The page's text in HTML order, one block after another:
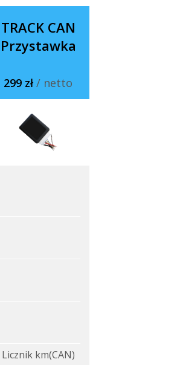
TRACK CAN
Przystawka
299 zł/ netto
Licznik km(CAN)